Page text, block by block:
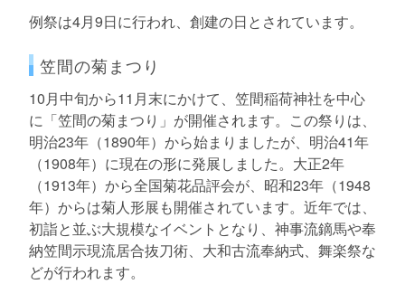
例祭は4月9日に行われ、創建の日とされています。
笠間の菊まつり
10月中旬から11月末にかけて、笠間稲荷神社を中心
に「笠間の菊まつり」が開催されます。この祭りは、
明治23年（1890年）から始まりましたが、明治41年
（1908年）に現在の形に発展しました。大正2年
（1913年）から全国菊花品評会が、昭和23年（1948
年）からは菊人形展も開催されています。近年では、
初詣と並ぶ大規模なイベントとなり、神事流鏑馬や奉
納笠間示現流居合抜刀術、大和古流奉納式、舞楽祭な
どが行われます。